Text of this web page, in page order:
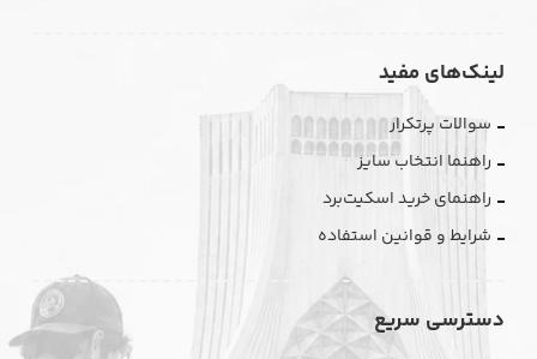
لینک‌های مفید
سوالات پرتکرار
راهنما انتخاب سایز
راهنمای خرید اسکیت‌برد
شرایط و قوانین استفاده
دسترسی سریع